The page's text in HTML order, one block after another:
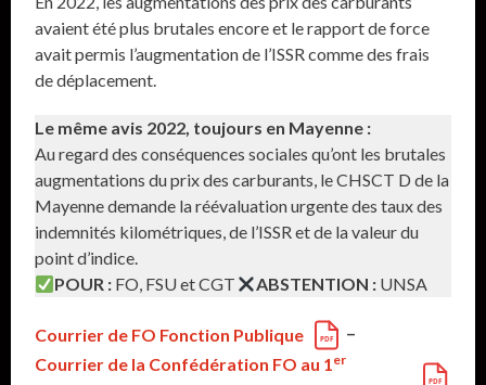
avaient été plus brutales encore et le rapport de force
avait permis l’augmentation de l’ISSR comme des frais
de déplacement.
Le même avis 2022, toujours en Mayenne :
Au regard des conséquences sociales qu’ont les brutales
augmentations du prix des carburants, le CHSCT D de la
Mayenne demande la réévaluation urgente des taux des
indemnités kilométriques, de l’ISSR et de la valeur du
point d’indice.
POUR : FO, FSU et CGT ABSTENTION : UNSA
Courrier de FO Fonction Publique
–
Courrier de la Confédération FO au 1er